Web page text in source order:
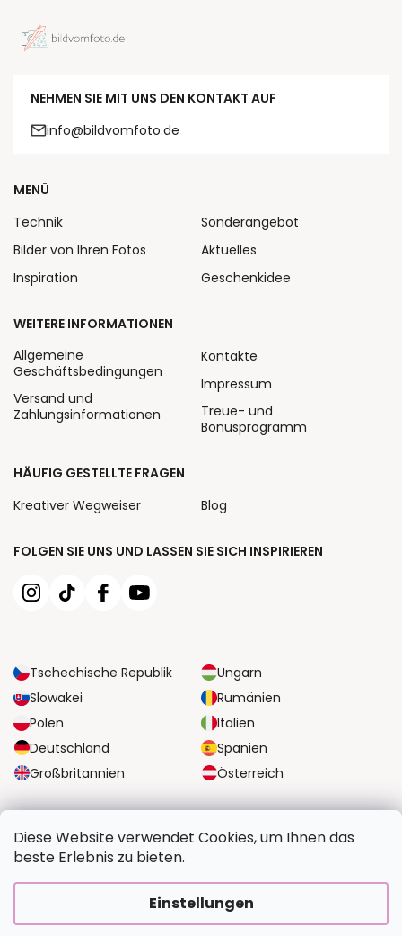
Diese Website verwendet Cookies, um Ihnen das
beste Erlebnis zu bieten.
Einstellungen
NEHMEN SIE MIT UNS DEN KONTAKT AUF
info@bildvomfoto.de
FOLGEN SIE UNS UND LASSEN SIE SICH INSPIRIEREN
Tschechische Republik
Ungarn
Slowakei
Rumänien
Polen
Italien
Deutschland
Spanien
Großbritannien
Österreich
MENÜ
Technik
Bilder von Ihren Fotos
Inspiration
Sonderangebot
Aktuelles
Geschenkidee
WEITERE INFORMATIONEN
Allgemeine
Geschäftsbedingungen
Versand und
Zahlungsinformationen
Kontakte
Impressum
Treue- und
Bonusprogramm
HÄUFIG GESTELLTE FRAGEN
Kreativer Wegweiser
Blog
SICHERE ZAHLUNGSOPTIONEN